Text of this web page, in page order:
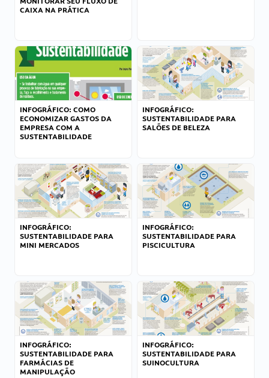
CAIXA NA PRÁTICA
INFOGRÁFICO: COMO
ECONOMIZAR GASTOS DA
EMPRESA COM A
SUSTENTABILIDADE
INFOGRÁFICO:
SUSTENTABILIDADE PARA
SALÕES DE BELEZA
INFOGRÁFICO:
SUSTENTABILIDADE PARA
MINI MERCADOS
INFOGRÁFICO:
SUSTENTABILIDADE PARA
PISCICULTURA
INFOGRÁFICO:
SUSTENTABILIDADE PARA
FARMÁCIAS DE
MANIPULAÇÃO
INFOGRÁFICO:
SUSTENTABILIDADE PARA
SUINOCULTURA